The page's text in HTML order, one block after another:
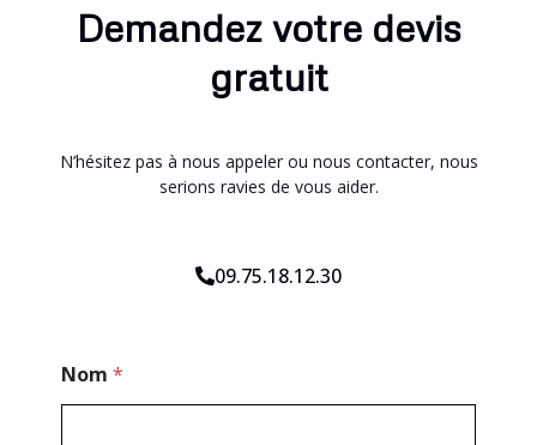
Demandez votre devis
gratuit
N’hésitez pas à nous appeler ou nous contacter, nous
serions ravies de vous aider.
09.75.18.12.30
Nom *